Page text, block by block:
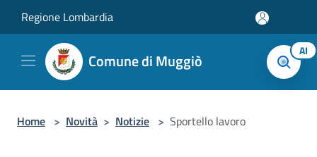
Regione Lombardia
Comune di Muggiò AI
Home > Novità > Notizie > Sportello lavoro